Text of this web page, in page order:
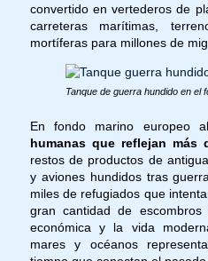
convertido en vertederos de
carreteras marítimas,
mortíferas para millones de
Tanque de guerra hundido en el
En fondo marino europeo
humanas que reflejan más
restos de productos de
y aviones hundidos tras
miles de refugiados que
gran cantidad de
económica y la vida
mares y océanos